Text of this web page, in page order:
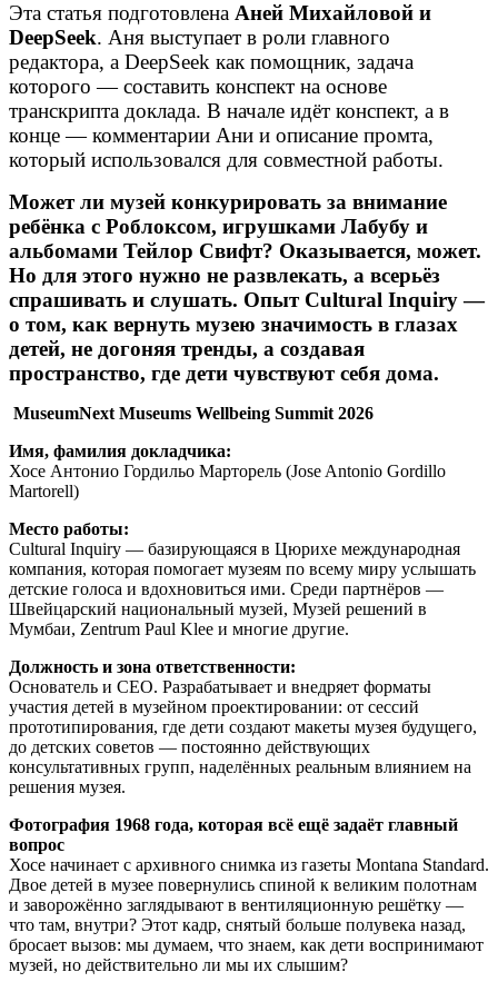
Эта статья подготовлена Аней Михайловой и
DeepSeek. Аня выступает в роли главного
редактора, а DeepSeek как помощник, задача
которого — составить конспект на основе
транскрипта доклада. В начале идёт конспект, а в
конце — комментарии Ани и описание промта,
который использовался для совместной работы.
Может ли музей конкурировать за внимание
ребёнка с Роблоксом, игрушками Лабубу и
альбомами Тейлор Свифт? Оказывается, может.
Но для этого нужно не развлекать, а всерьёз
спрашивать и слушать. Опыт Cultural Inquiry —
о том, как вернуть музею значимость в глазах
детей, не догоняя тренды, а создавая
пространство, где дети чувствуют себя дома.
MuseumNextMuseums Wellbeing Summit 2026
Имя, фамилия докладчика:
Хосе Антонио Гордильо Марторель (Jose Antonio Gordillo
Martorell)
Место работы:
Cultural Inquiry — базирующаяся в Цюрихе международная
компания, которая помогает музеям по всему миру услышать
детские голоса и вдохновиться ими. Среди партнёров —
Швейцарский национальный музей, Музей решений в
Мумбаи, Zentrum Paul Klee и многие другие.
Должность и зона ответственности:
Основатель и CEO. Разрабатывает и внедряет форматы
участия детей в музейном проектировании: от сессий
прототипирования, где дети создают макеты музея будущего,
до детских советов — постоянно действующих
консультативных групп, наделённых реальным влиянием на
решения музея.
Фотография 1968 года, которая всё ещё задаёт главный
вопрос
Хосе начинает с архивного снимка из газеты Montana Standard.
Двое детей в музее повернулись спиной к великим полотнам
и заворожённо заглядывают в вентиляционную решётку —
что там, внутри? Этот кадр, снятый больше полувека назад,
бросает вызов: мы думаем, что знаем, как дети воспринимают
музей, но действительно ли мы их слышим?